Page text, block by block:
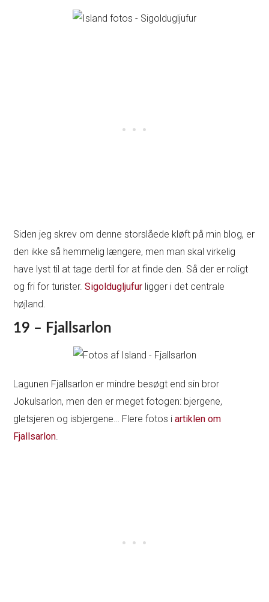
Siden jeg skrev om denne storslåede kløft på min blog, er
den ikke så hemmelig længere, men man skal virkelig
have lyst til at tage dertil for at finde den. Så der er roligt
og fri for turister.Sigoldugljufur ligger i det centrale
højland.
19 – Fjallsarlon
Lagunen Fjallsarlon er mindre besøgt end sin bror
Jokulsarlon, men den er meget fotogen: bjergene,
gletsjeren og isbjergene… Flere fotos iartiklen om
Fjallsarlon